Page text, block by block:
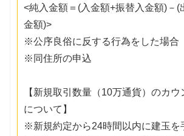
<純入金額＝(入金額+振替入金額)－(
金額)>
※公序良俗に反する行為をした場合
※同住所の申込
【新規取引数量（10万通貨）のカウ
について】
※新規約定から24時間以内に建玉を